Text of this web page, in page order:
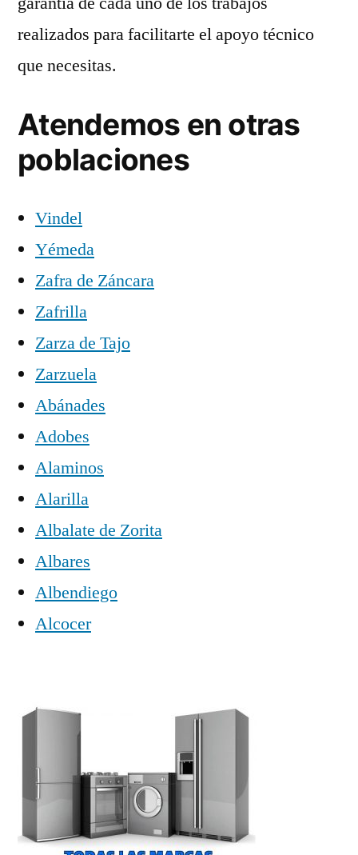
realizados para facilitarte el apoyo técnico
que necesitas.
Atendemos en otras
poblaciones
Vindel
Yémeda
Zafra de Záncara
Zafrilla
Zarza de Tajo
Zarzuela
Abánades
Adobes
Alaminos
Alarilla
Albalate de Zorita
Albares
Albendiego
Alcocer